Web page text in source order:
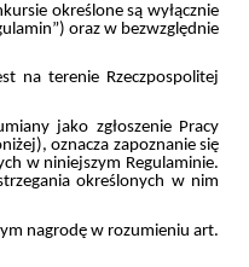
określone są wyłącznie
oraz w bezwzględnie
terenie Rzeczpospolitej
jako zgłoszenie Pracy
oznacza zapoznanie się
w niniejszym Regulaminie.
określonych w nim
nagrodę w rozumieniu art.